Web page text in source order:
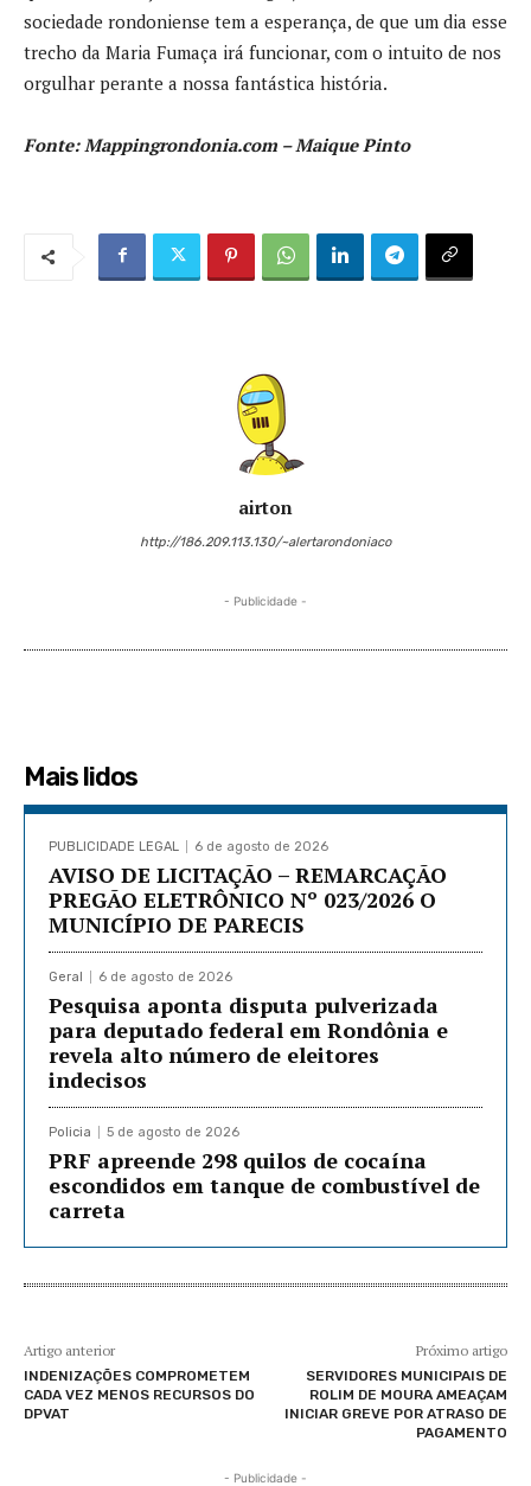
sociedade rondoniense tem a esperança, de que um dia esse
trecho da Maria Fumaça irá funcionar, com o intuito de nos
orgulhar perante a nossa fantástica história.
Fonte: Mappingrondonia.com – Maique Pinto
airton
http://186.209.113.130/~alertarondoniaco
- Publicidade -
Mais lidos
PUBLICIDADE LEGAL 6 de agosto de 2026
AVISO DE LICITAÇÃO – REMARCAÇÃO
PREGÃO ELETRÔNICO Nº 023/2026 O
MUNICÍPIO DE PARECIS
Geral 6 de agosto de 2026
Pesquisa aponta disputa pulverizada
para deputado federal em Rondônia e
revela alto número de eleitores
indecisos
Policia 5 de agosto de 2026
PRF apreende 298 quilos de cocaína
escondidos em tanque de combustível de
carreta
Artigo anterior
INDENIZAÇÕES COMPROMETEM
CADA VEZ MENOS RECURSOS DO
DPVAT
Próximo artigo
SERVIDORES MUNICIPAIS DE
ROLIM DE MOURA AMEAÇAM
INICIAR GREVE POR ATRASO DE
PAGAMENTO
- Publicidade -